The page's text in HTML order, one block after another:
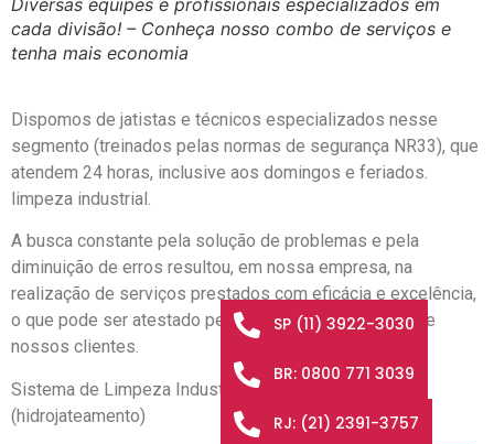
cada divisão! – Conheça nosso combo de serviços e
tenha mais economia
Dispomos de jatistas e técnicos especializados nesse
segmento (treinados pelas normas de segurança NR33), que
atendem 24 horas, inclusive aos domingos e feriados.
limpeza industrial.
A busca constante pela solução de problemas e pela
diminuição de erros resultou, em nossa empresa, na
realização de serviços prestados com eficácia e excelência,
o que pode ser atestado pela fidelidade e confiança de
nossos clientes.
Sistema de Limpeza Industrial a Alta Pressão
(hidrojateamento)
SP (11) 3922-3030
BR: 0800 771 3039
RJ: (21) 2391-3757